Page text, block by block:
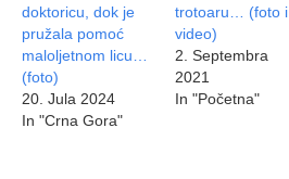
doktoricu, dok je
pružala pomoć
maloljetnom licu…
(foto)
20. Jula 2024
In "Crna Gora"
trotoaru… (foto i
video)
2. Septembra
2021
In "Početna"